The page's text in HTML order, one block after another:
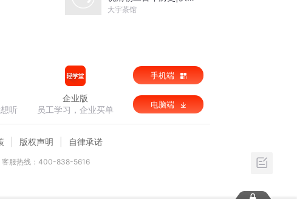
尔哈赤到末代皇帝溥仪|
大宇茶馆
听
企业版
员工学习，企业买单
手机端
电脑端
版权声明 自律承诺
客服热线：400-838-5616